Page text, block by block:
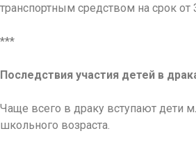
транспортным средством на срок от
***
Последствия участия детей в
Чаще всего в драку вступают дети
школьного возраста.